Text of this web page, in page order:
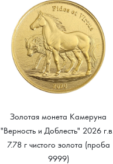
Золотая монета Камеруна
"Верность и Доблесть" 2026 г.в.,
7.78 г чистого золота (проба
9999)